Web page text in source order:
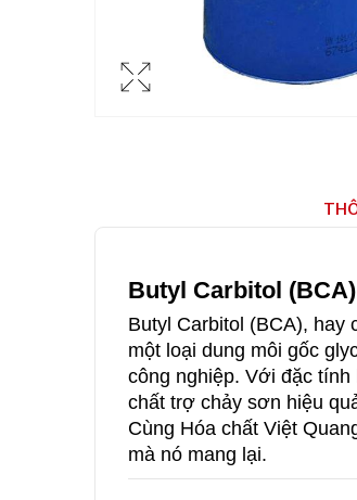
Butyl Carbitol
Butyl Carbitol (BCA), hay
một loại dung môi gốc
công nghiệp. Với đặc
chất trợ chảy sơn hiệu
Cùng Hóa chất Việt
mà nó mang lại.